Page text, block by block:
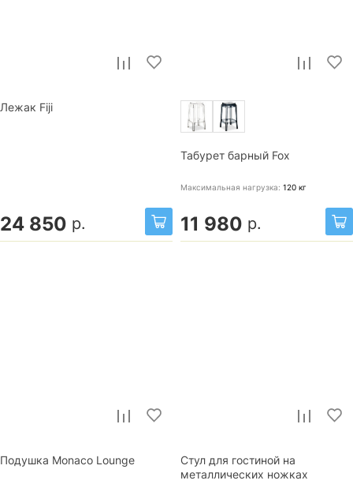
Лежак Fiji
24 850 р.
Табурет барный Fox
Максимальная нагрузка: 120 кг
11 980 р.
Подушка Monaco Lounge
Стул для гостиной на
металлических ножках